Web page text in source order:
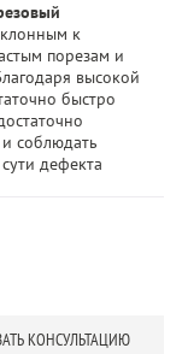
к
порезам и
высокой
быстро
соблюдать
дефекта
КОНСУЛЬТАЦИЮ